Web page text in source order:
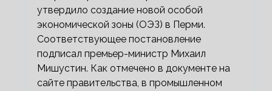
утвердило создание новой особой
экономической зоны (ОЭЗ) в Перми.
Соответствующее постановление
подписал премьер-министр Михаил
Мишустин. Как отмечено в документе на
сайте правительства, в промышленном